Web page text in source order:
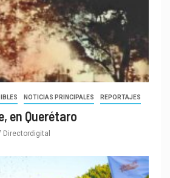
NOTICIAS PRINCIPALES REPORTAJES
en Querétaro
Directordigital